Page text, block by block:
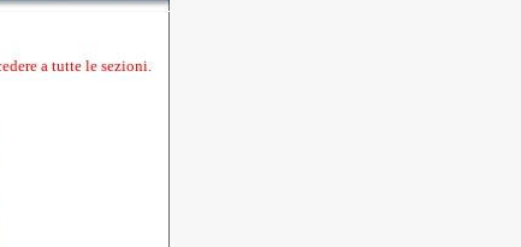
a tutte le sezioni.